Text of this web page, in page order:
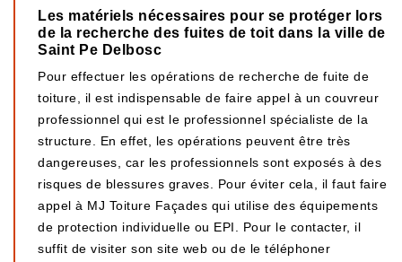
Les matériels nécessaires pour se protéger lors
de la recherche des fuites de toit dans la ville de
Saint Pe Delbosc
Pour effectuer les opérations de recherche de fuite de
toiture, il est indispensable de faire appel à un couvreur
professionnel qui est le professionnel spécialiste de la
structure. En effet, les opérations peuvent être très
dangereuses, car les professionnels sont exposés à des
risques de blessures graves. Pour éviter cela, il faut faire
appel à MJ Toiture Façades qui utilise des équipements
de protection individuelle ou EPI. Pour le contacter, il
suffit de visiter son site web ou de le téléphoner